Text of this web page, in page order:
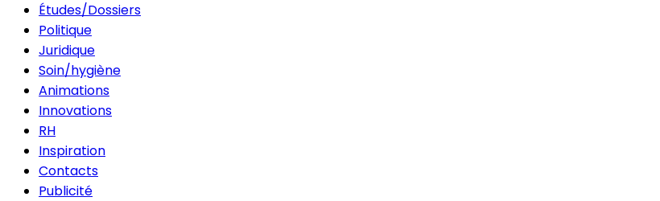
Études/Dossiers
Politique
Juridique
Soin/hygiène
Animations
Innovations
RH
Inspiration
Contacts
Publicité